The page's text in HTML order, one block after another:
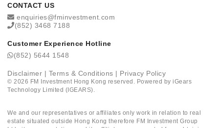
CONTACT US
enquiries@fminvestment.com
(852) 3468 7188
Customer Experience Hotline
(852) 5644 1548
Disclaimer | Terms & Conditions | Privacy Policy
© 2026 FM Investment Hong Kong reserved. Powered by iGears
Technology Limited (IGEARS).
We and our representatives or affiliates only work in relation to real
estate situated outside Hong Kong therefore FM Investment Group